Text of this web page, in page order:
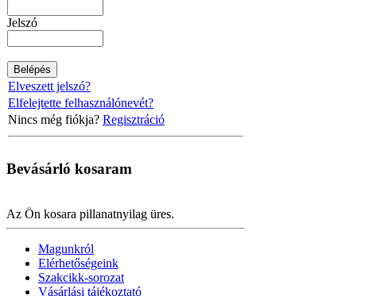
Jelszó
Elveszett jelszó?
Elfelejtette felhasználónevét?
Nincs még fiókja? Regisztráció
Bevásárló kosaram
Az Ön kosara pillanatnyilag üres.
Magunkról
Elérhetőségeink
Szakcikk-sorozat
Vásárlási tájékoztató